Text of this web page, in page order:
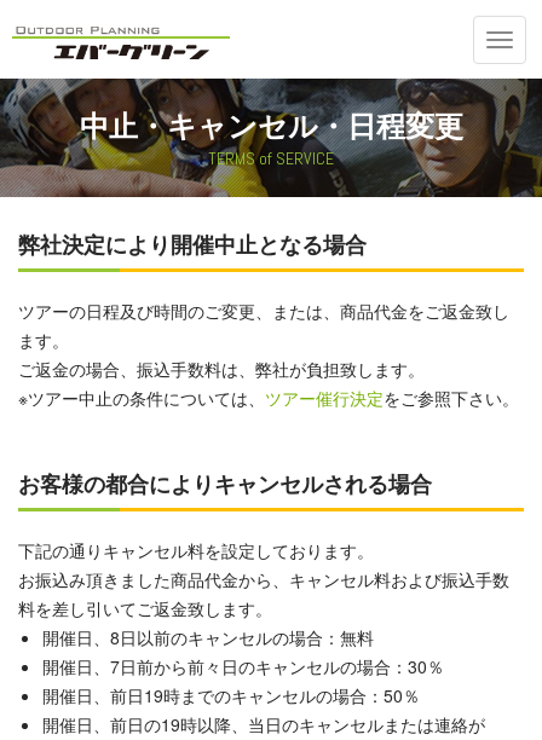
中止・キャンセル・日程変更
TERMS of SERVICE
弊社決定により開催中止となる場合
ツアーの日程及び時間のご変更、または、商品代金をご返金致し
ます。
ご返金の場合、振込手数料は、弊社が負担致します。
※ツアー中止の条件については、 ツアー催行決定をご参照下さい。
お客様の都合によりキャンセルされる場合
下記の通りキャンセル料を設定しております。
お振込み頂きました商品代金から、キャンセル料および振込手数
料を差し引いてご返金致します。
開催日、8日以前のキャンセルの場合：無料
開催日、7日前から前々日のキャンセルの場合：30％
開催日、前日19時までのキャンセルの場合：50％
開催日、前日の19時以降、当日のキャンセルまたは連絡が